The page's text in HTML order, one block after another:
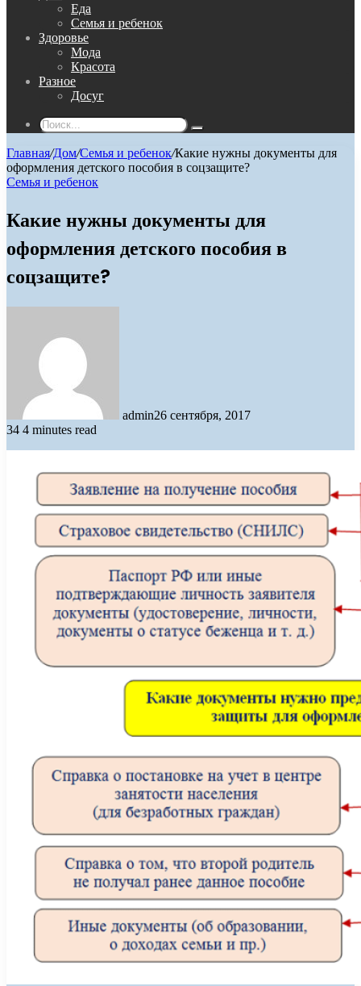
Еда
Семья и ребенок
Здоровье
Мода
Красота
Разное
Досуг
Поиск...
Главная/Дом/Семья и ребенок/Какие нужны документы для
оформления детского пособия в соцзащите?
Семья и ребенок
Какие нужны документы для
оформления детского пособия в
соцзащите?
admin26 сентября, 2017
34 4 minutes read